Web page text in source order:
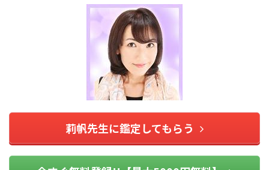
莉帆先生に鑑定してもらう